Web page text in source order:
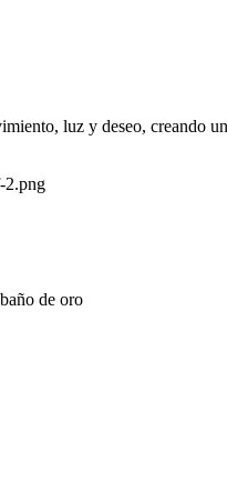
luz y deseo, creando
de oro